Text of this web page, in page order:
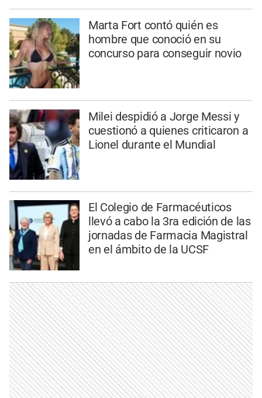
Marta Fort contó quién es
hombre que conoció en su
concurso para conseguir novio
Milei despidió a Jorge Messi y
cuestionó a quienes criticaron a
Lionel durante el Mundial
El Colegio de Farmacéuticos
llevó a cabo la 3ra edición de las
jornadas de Farmacia Magistral
en el ámbito de la UCSF